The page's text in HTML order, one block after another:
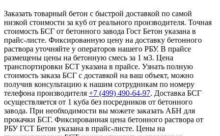
Заказать товарный бетон с быстрой доставкой по самой
низкой стоимости за куб от реального производителя. Точная
стоимость БСГ от бетонного завода Гост Бетон указана в
прайс-листе. Фиксированную цену на доставку бетонного
раствора уточняйте у операторов нашего РБУ. В прайсе
размещены цены на бетонную смесь за 1 м3. Цена
транспортировки БСТ указана в прайсе. Узнать полную
стоимость заказа БСГ с доставкой на ваш объект, можно
получив консультацию к нашим сотрудникам по номеру
телефона производителя +7 (499) 490-64-97. Доставка БСГ
осуществляется от 1 куба без посредников от бетонного
завода. При необходимости вы можете заказать АБН для
прокачки БСГ. Фиксированная цена бетонного раствора от
РБУ ГСТ Бетон указана в прайс-листе. Цены на